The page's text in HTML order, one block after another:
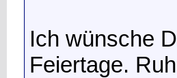
Ich wünsche
Feiertage.